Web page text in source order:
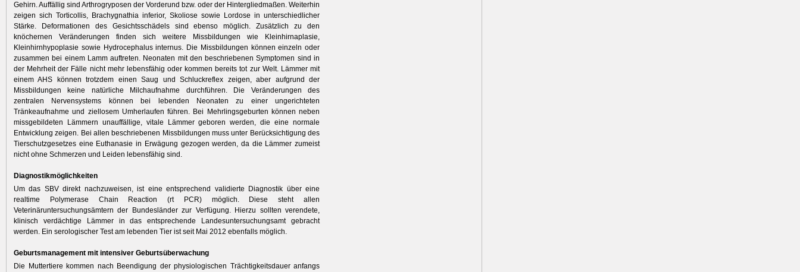
Gehirn. Auffällig sind Arthrogryposen der Vorderund bzw. oder der Hintergliedmaßen. Weiterhin
zeigen sich Torticollis, Brachygnathia inferior, Skoliose sowie Lordose in unterschiedlicher
Stärke. Deformationen des Gesichtsschädels sind ebenso möglich. Zusätzlich zu den
knöchernen Veränderungen finden sich weitere Missbildungen wie Kleinhirnaplasie,
Kleinhirnhypoplasie sowie Hydrocephalus internus. Die Missbildungen können einzeln oder
zusammen bei einem Lamm auftreten. Neonaten mit den beschriebenen Symptomen sind in
der Mehrheit der Fälle nicht mehr lebensfähig oder kommen bereits tot zur Welt. Lämmer mit
einem AHS können trotzdem einen Saug und Schluckreflex zeigen, aber aufgrund der
Missbildungen keine natürliche Milchaufnahme durchführen. Die Veränderungen des
zentralen Nervensystems können bei lebenden Neonaten zu einer ungerichteten
Tränkeaufnahme und ziellosem Umherlaufen führen. Bei Mehrlingsgeburten können neben
missgebildeten Lämmern unauffällige, vitale Lämmer geboren werden, die eine normale
Entwicklung zeigen. Bei allen beschriebenen Missbildungen muss unter Berücksichtigung des
Tierschutzgesetzes eine Euthanasie in Erwägung gezogen werden, da die Lämmer zumeist
nicht ohne Schmerzen und Leiden lebensfähig sind.
Diagnostikmöglichkeiten
Um das SBV direkt nachzuweisen, ist eine entsprechend validierte Diagnostik über eine
realtime Polymerase Chain Reaction (rt PCR) möglich. Diese steht allen
Veterinäruntersuchungsämtern der Bundesländer zur Verfügung. Hierzu sollten verendete,
klinisch verdächtige Lämmer in das entsprechende Landesuntersuchungsamt gebracht
werden. Ein serologischer Test am lebenden Tier ist seit Mai 2012 ebenfalls möglich.
Geburtsmanagement mit intensiver Geburtsüberwachung
Die Muttertiere kommen nach Beendigung der physiologischen Trächtigkeitsdauer anfangs